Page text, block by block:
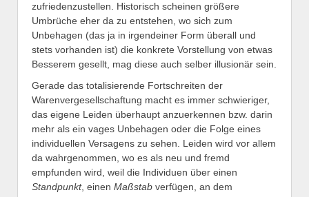
zufriedenzustellen. Historisch scheinen größere
Umbrüche eher da zu entstehen, wo sich zum
Unbehagen (das ja in irgendeiner Form überall und
stets vorhanden ist) die konkrete Vorstellung von etwas
Besserem gesellt, mag diese auch selber illusionär sein.
Gerade das totalisierende Fortschreiten der
Warenvergesellschaftung macht es immer schwieriger,
das eigene Leiden überhaupt anzuerkennen bzw. darin
mehr als ein vages Unbehagen oder die Folge eines
individuellen Versagens zu sehen. Leiden wird vor allem
da wahrgenommen, wo es als neu und fremd
empfunden wird, weil die Individuen über einen
Standpunkt, einen Maßstab verfügen, an dem